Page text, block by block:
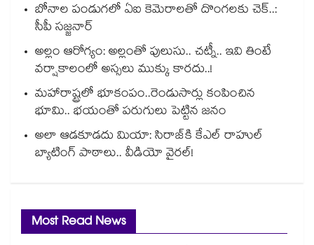
బోనాల పండుగలో ఏఐ కెమెరాలతో దొంగలకు చెక్..:
సీపీ సజ్జనార్
అల్లం ఆరోగ్యం: అల్లంతో పులుసు.. చట్నీ.. ఇవి తింటే
వర్షాకాలంలో అస్సలు ముక్కు కారదు..!
మహారాష్ట్రలో భూకంపం..రెండుసార్లు కంపించిన
భూమి.. భయంతో పరుగులు పెట్టిన జనం
అలా ఆడకూడదు మియా: సిరాజ్‌కి కేఎల్ రాహుల్
బ్యాటింగ్ పాఠాలు.. వీడియో వైరల్!
Most Read News